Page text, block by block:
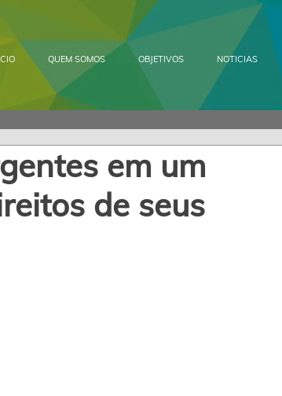
QUEM SOMOS OBJETIVOS NOTICIAS
em um
de seus